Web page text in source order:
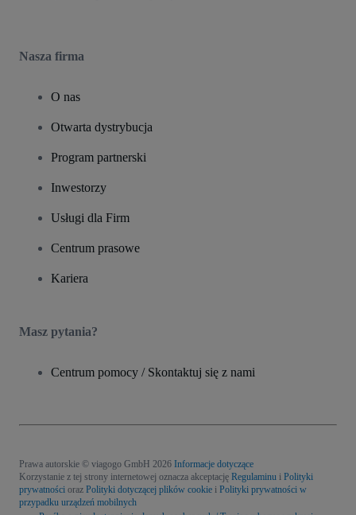
Nasza firma
O nas
Otwarta dystrybucja
Program partnerski
Inwestorzy
Usługi dla Firm
Centrum prasowe
Kariera
Masz pytania?
Centrum pomocy / Skontaktuj się z nami
Prawa autorskie © viagogo GmbH 2026 Informacje dotyczące
Korzystanie z tej strony internetowej oznacza akceptację Regulaminu i Polityki
prywatności oraz Polityki dotyczącej plików cookie i Polityki prywatności w
przypadku urządzeń mobilnych